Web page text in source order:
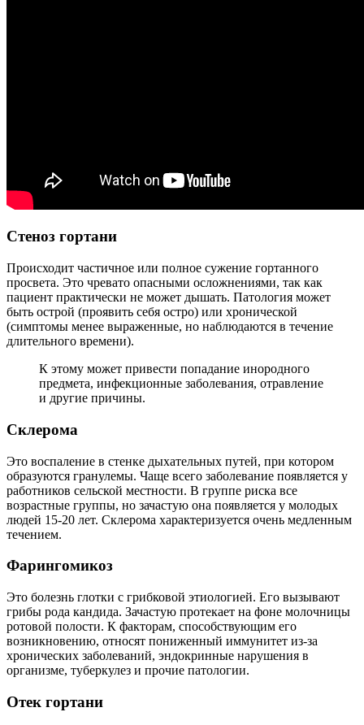
Стеноз гортани
Происходит частичное или полное сужение гортанного
просвета. Это чревато опасными осложнениями, так как
пациент практически не может дышать. Патология может
быть острой (проявить себя остро) или хронической
(симптомы менее выраженные, но наблюдаются в течение
длительного времени).
К этому может привести попадание инородного
предмета, инфекционные заболевания, отравление
и другие причины.
Склерома
Это воспаление в стенке дыхательных путей, при котором
образуются гранулемы. Чаще всего заболевание появляется у
работников сельской местности. В группе риска все
возрастные группы, но зачастую она появляется у молодых
людей 15-20 лет. Склерома характеризуется очень медленным
течением.
Фарингомикоз
Это болезнь глотки с грибковой этиологией. Его вызывают
грибы рода кандида. Зачастую протекает на фоне молочницы
ротовой полости. К факторам, способствующим его
возникновению, относят пониженный иммунитет из-за
хронических заболеваний, эндокринные нарушения в
организме, туберкулез и прочие патологии.
Отек гортани